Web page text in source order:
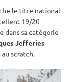
le titre national
19/20
dans sa catégorie
Jefferies
scratch.